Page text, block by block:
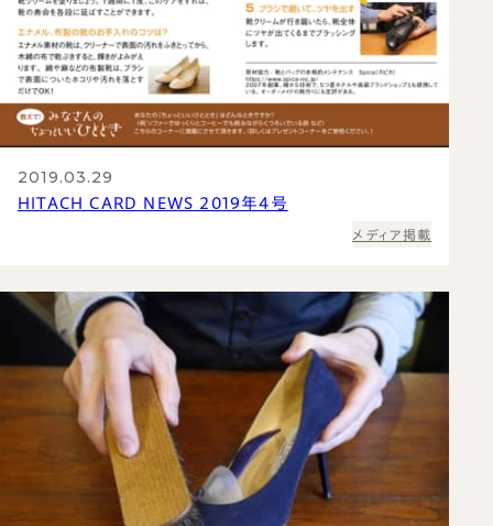
2019.03.29
HITACH CARD NEWS 2019年4号
メディア掲載